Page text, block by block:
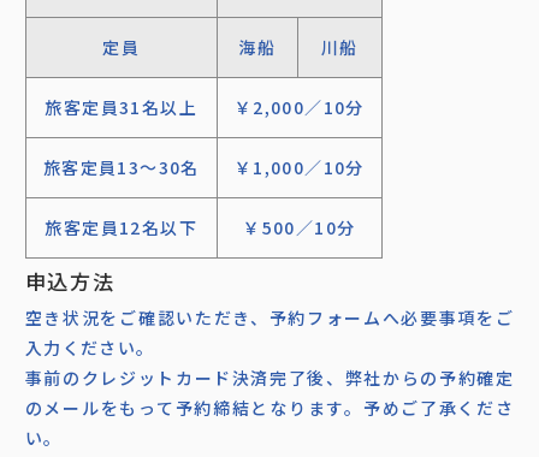
定員 海船 川船
旅客定員31名以上 ￥2,000／10分
旅客定員13～30名 ￥1,000／10分
旅客定員12名以下 ￥500／10分
申込方法
空き状況をご確認いただき、予約フォームへ必要事項をご
入力ください。
事前のクレジットカード決済完了後、弊社からの予約確定
のメールをもって予約締結となります。予めご了承くださ
い。